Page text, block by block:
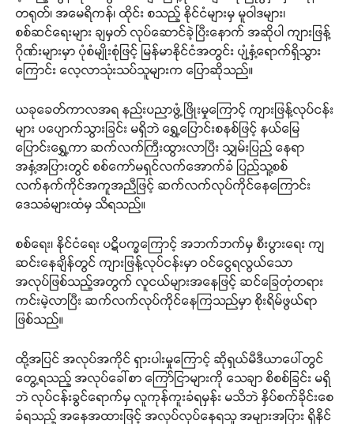
တရုတ်၊ အမေရိကန်၊ ထိုင်း စသည့် နိုင်ငံများမှ မူဝါဒများ၊
စစ်ဆင်ရေးများ ချမှတ် လုပ်ဆောင်ခဲ့ပြီးနောက် အဆိုပါ ကျားဖြန့်
ဂိုဏ်းများမှာ ပုံစံမျိုးစုံဖြင့် မြန်မာနိုင်ငံအတွင်း ပျံ့နှံ့ရောက်ရှိသွား
ကြောင်း လေ့လာသုံးသပ်သူများက ပြောဆိုသည်။
ယခုခေတ်ကာလအရ နည်းပညာဖွံ့ဖြိုးမှုကြောင့် ကျားဖြန့်လုပ်ငန်း
များ ပပျောက်သွားခြင်း မရှိဘဲ ရွှေ့ပြောင်းစနစ်ဖြင့် နယ်မြေ
ပြောင်းရွှေ့ကာ ဆက်လက်ကြီးထွားလာပြီး သျှမ်းပြည် နေရာ
အနှံ့အပြားတွင် စစ်ကော်မရှင်လက်အောက်ခံ ပြည်သူ့စစ်
လက်နက်ကိုင်အကူအညီဖြင့် ဆက်လက်လုပ်ကိုင်နေကြောင်း
ဒေသခံများထံမှ သိရသည်။
စစ်ရေး၊ နိုင်ငံရေး ပဋိပက္ခကြောင့် အဘက်ဘက်မှ စီးပွားရေး ကျ
ဆင်းနေချိန်တွင် ကျားဖြန့်လုပ်ငန်းမှာ ဝင်ငွေရလွယ်သော
အလုပ်ဖြစ်သည့်အတွက် လူငယ်များအနေဖြင့် ဆင်ခြေတုံတရား
ကင်းမဲ့လာပြီး ဆက်လက်လုပ်ကိုင်နေကြသည်မှာ စိုးရိမ်ဖွယ်ရာ
ဖြစ်သည်။
ထို့အပြင် အလုပ်အကိုင် ရှားပါးမှုကြောင့် ဆိုရှယ်မီဒီယာပေါ်တွင်
တွေ့ရသည့် အလုပ်ခေါ်စာ ကြော်ငြာများကို သေချာ စိစစ်ခြင်း မရှိ
ဘဲ လုပ်ငန်းခွင်ရောက်မှ လူကုန်ကူးခံရမှန်း မသိဘဲ နှိပ်စက်ခိုင်းစေ
ခံရသည့် အနေအထားဖြင့် အလုပ်လုပ်နေရသူ အများအပြား ရှိနိုင်